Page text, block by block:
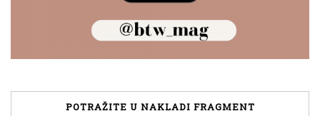
POTRAŽITE U NAKLADI FRAGMENT